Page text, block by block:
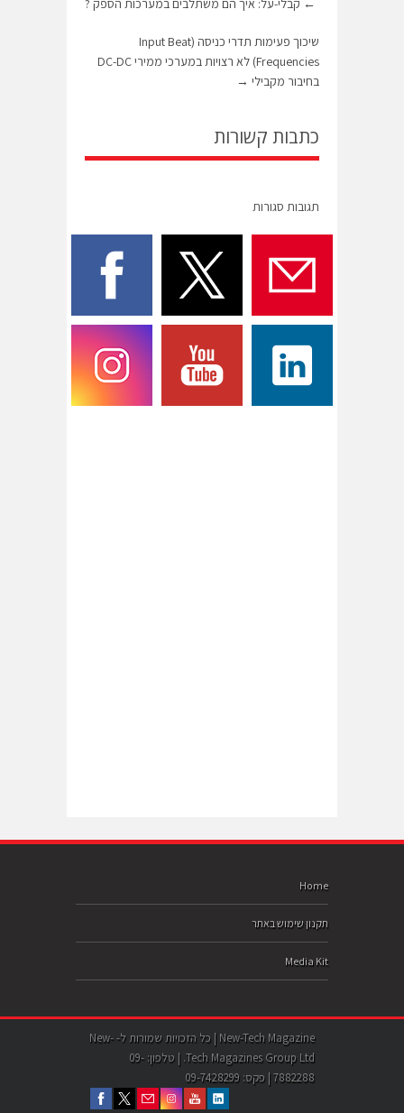
← קבלי-על: איך הם משתלבים במערכות הספק ?
שיכוך פעימות תדרי כניסה (Input Beat
Frequencies) לא רצויות במערכי ממירי DC-DC
בחיבור מקבילי →
כתבות קשורות
תגובות סגורות
Home
תקנון שימוש באתר
Media Kit
New-Tech Magazine | כל הזכויות שמורות ל- New-
Tech Magazines Group Ltd. | טלפון: 09-
7882288 | פקס: 09-7428299